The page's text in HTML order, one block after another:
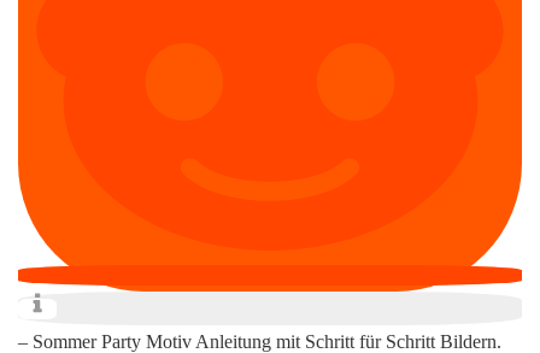
– Sommer Party Motiv Anleitung mit Schritt für Schritt Bildern.